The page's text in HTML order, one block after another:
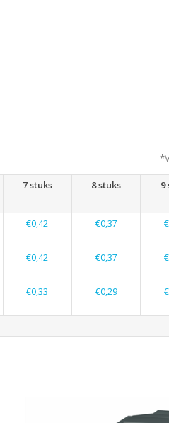
7 stuks 8 stuks 9
€0,42 €0,37
€0,42 €0,37
€0,33 €0,29